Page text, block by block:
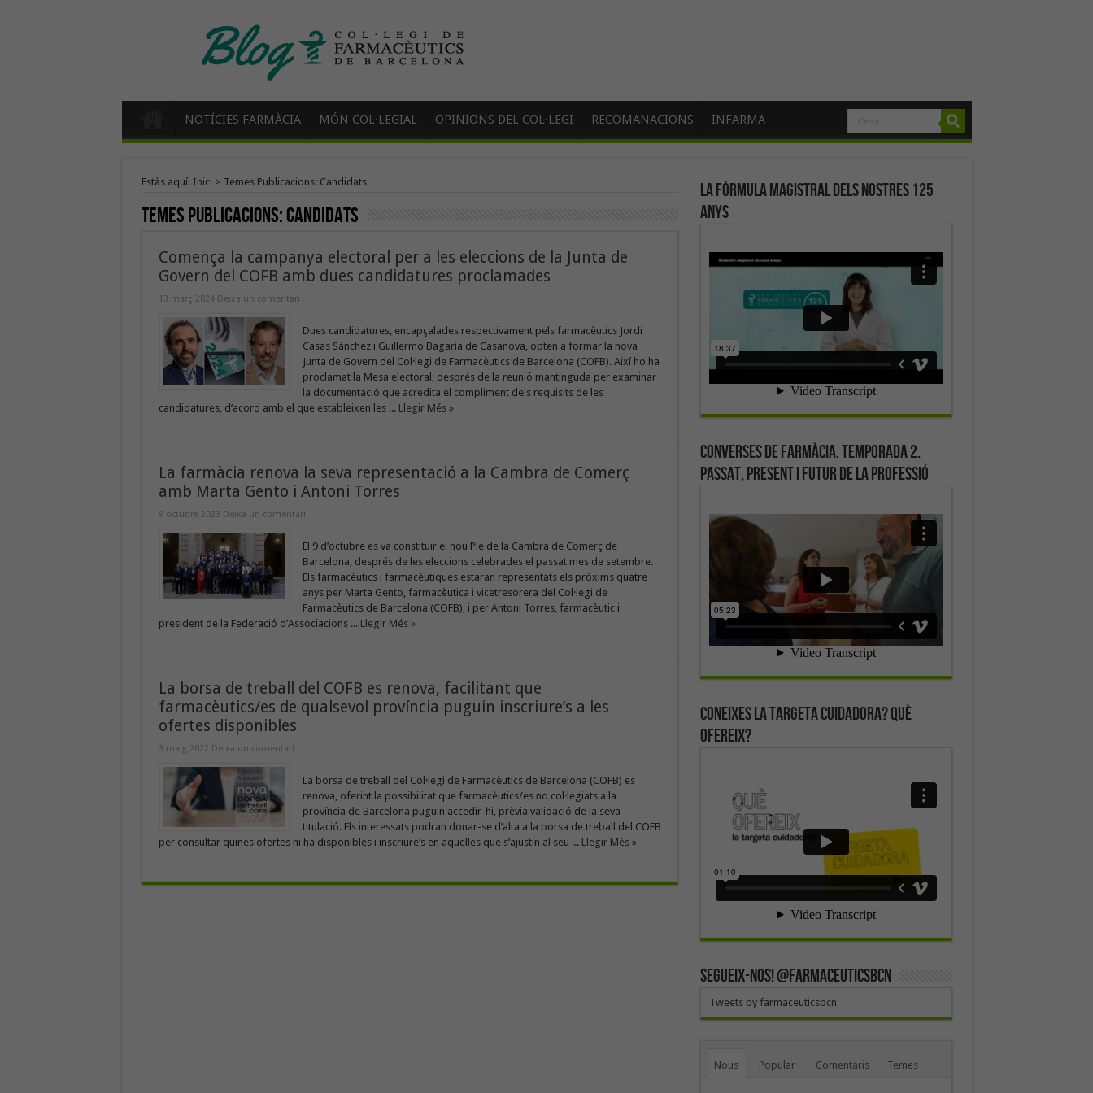
NOTÍCIES FARMÀCIA MÓN COL·LEGIAL OPINIONS DEL COL·LEGI RECOMANACIONS INFARMA
Estàs aquí: Inici > Temes Publicacions: Candidats
Temes Publicacions:Candidats
Comença la campanya electoral per a les eleccions de la Junta de
Govern del COFB amb dues candidatures proclamades
13 març 2024 Deixa un comentari
Dues candidatures, encapçalades respectivament pels farmacèutics Jordi
Casas Sánchez i Guillermo Bagaría de Casanova, opten a formar la nova
Junta de Govern del Col·legi de Farmacèutics de Barcelona (COFB). Així ho ha
proclamat la Mesa electoral, després de la reunió mantinguda per examinar
la documentació que acredita el compliment dels requisits de les
candidatures, d’acord amb el que estableixen les ... Llegir Més »
La farmàcia renova la seva representació a la Cambra de Comerç
amb Marta Gento i Antoni Torres
9 octubre 2023 Deixa un comentari
El 9 d’octubre es va constituir el nou Ple de la Cambra de Comerç de
Barcelona, després de les eleccions celebrades el passat mes de setembre.
Els farmacèutics i farmacèutiques estaran representats els pròxims quatre
anys per Marta Gento, farmacèutica i vicetresorera del Col·legi de
Farmacèutics de Barcelona (COFB), i per Antoni Torres, farmacèutic i
president de la Federació d’Associacions ... Llegir Més »
La borsa de treball del COFB es renova, facilitant que
farmacèutics/es de qualsevol província puguin inscriure’s a les
ofertes disponibles
3 maig 2022 Deixa un comentari
La borsa de treball del Col·legi de Farmacèutics de Barcelona (COFB) es
renova, oferint la possibilitat que farmacèutics/es no col·legiats a la
província de Barcelona puguin accedir-hi, prèvia validació de la seva
titulació. Els interessats podran donar-se d’alta a la borsa de treball del COFB
per consultar quines ofertes hi ha disponibles i inscriure’s en aquelles que s’ajustin al seu ... Llegir Més »
La fórmula magistral dels nostres 125
anys
Converses de farmàcia. Temporada 2.
Passat, present i futur de la professió
Coneixes la targeta cuidadora? Què
ofereix?
SEGUEIX-NOS! @farmaceuticsbcn
Tweets by farmaceuticsbcn
Nous Popular Comentaris Temes